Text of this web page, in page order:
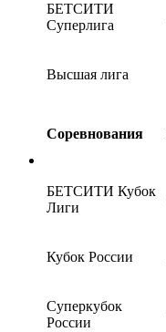
БЕТСИТИ
Суперлига
Высшая лига
Соревнования
БЕТСИТИ Кубок
Лиги
Кубок России
Суперкубок
России